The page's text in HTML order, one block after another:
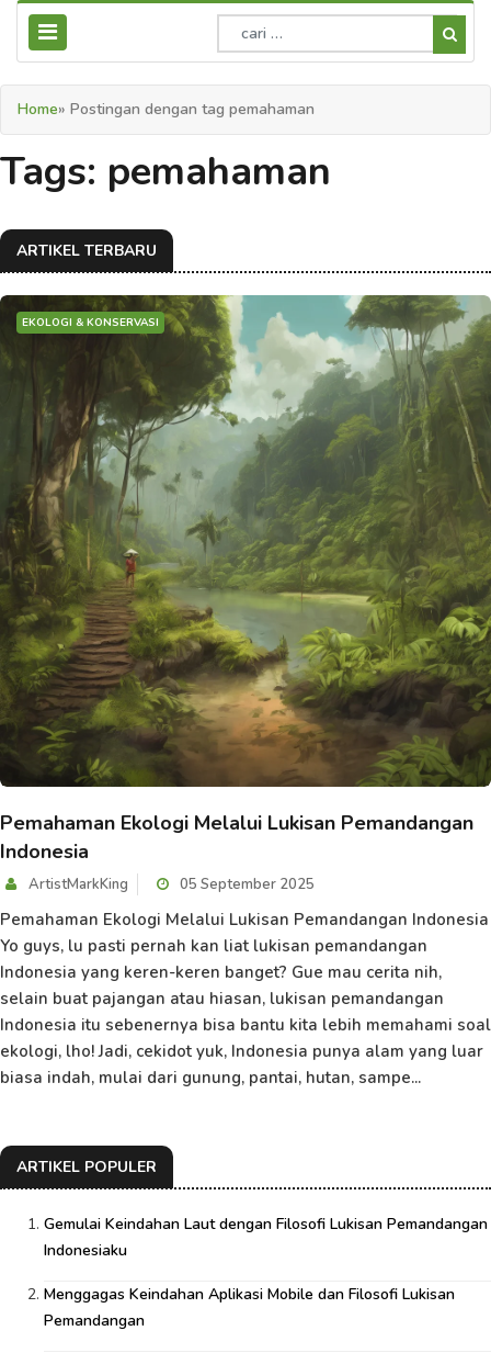
Home» Postingan dengan tag pemahaman
Tags: pemahaman
ARTIKEL TERBARU
EKOLOGI & KONSERVASI
Pemahaman Ekologi Melalui Lukisan Pemandangan
Indonesia
ArtistMarkKing 05 September 2025
Pemahaman Ekologi Melalui Lukisan Pemandangan Indonesia
Yo guys, lu pasti pernah kan liat lukisan pemandangan
Indonesia yang keren-keren banget? Gue mau cerita nih,
selain buat pajangan atau hiasan, lukisan pemandangan
Indonesia itu sebenernya bisa bantu kita lebih memahami soal
ekologi, lho! Jadi, cekidot yuk, Indonesia punya alam yang luar
biasa indah, mulai dari gunung, pantai, hutan, sampe...
ARTIKEL POPULER
Gemulai Keindahan Laut dengan Filosofi Lukisan Pemandangan
Indonesiaku
Menggagas Keindahan Aplikasi Mobile dan Filosofi Lukisan
Pemandangan